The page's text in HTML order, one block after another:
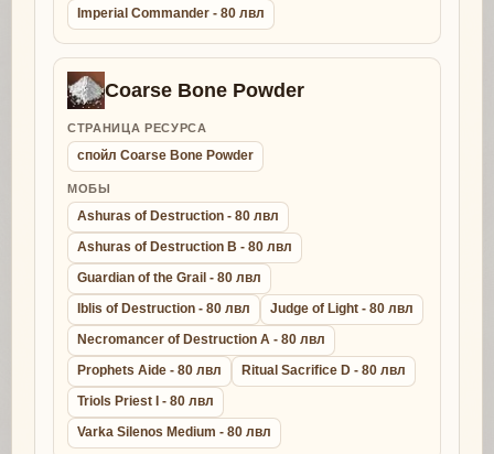
Imperial Commander - 80 лвл
Coarse Bone Powder
СТРАНИЦА РЕСУРСА
спойл Coarse Bone Powder
МОБЫ
Ashuras of Destruction - 80 лвл
Ashuras of Destruction B - 80 лвл
Guardian of the Grail - 80 лвл
Iblis of Destruction - 80 лвл
Judge of Light - 80 лвл
Necromancer of Destruction A - 80 лвл
Prophets Aide - 80 лвл
Ritual Sacrifice D - 80 лвл
Triols Priest I - 80 лвл
Varka Silenos Medium - 80 лвл